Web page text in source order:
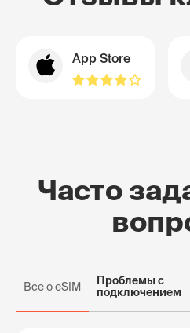
App Store
Часто
Все о eSIM
Проблемы с
подключением